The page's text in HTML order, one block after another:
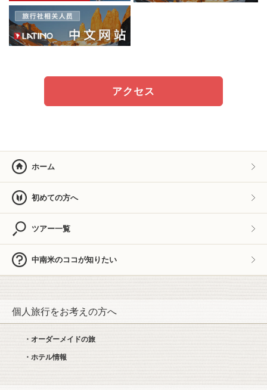
アクセス
ホーム
初めての方へ
ツアー一覧
中南米のココが知りたい
個人旅行をお考えの方へ
・オーダーメイドの旅
・ホテル情報